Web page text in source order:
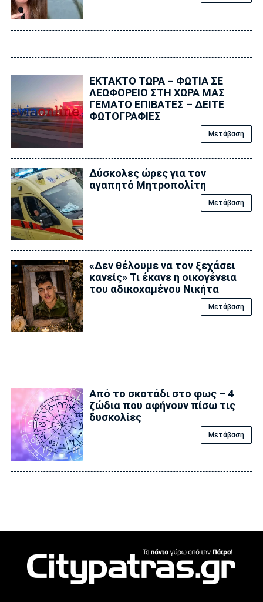
ΕΚΤΑΚΤΟ ΤΩΡΑ – ΦΩΤΙΑ ΣΕ
ΛΕΩΦΟΡΕΙΟ ΣΤΗ ΧΩΡΑ ΜΑΣ
ΓΕΜΑΤΟ ΕΠΙΒΑΤΕΣ – ΔΕΙΤΕ
ΦΩΤΟΓΡΑΦΙΕΣ
Μετάβαση
Δύσκολες ώρες για τον
αγαπητό Μητροπολίτη
Μετάβαση
«Δεν θέλουμε να τον ξεχάσει
κανείς» Τι έκανε η οικογένεια
του αδικοxαμένου Νικήτα
Μετάβαση
Από το σκοτάδι στο φως – 4
ζώδια που αφήνουν πίσω τις
δυσκολίες
Μετάβαση